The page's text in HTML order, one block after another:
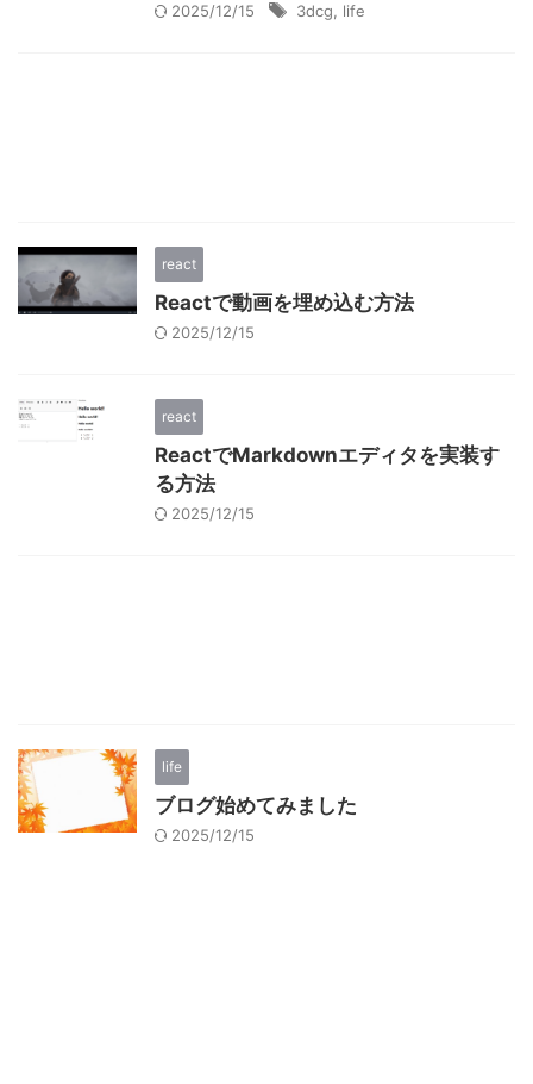
2025/12/15 3dcg life
react
Reactで動画を埋め込む方法
2025/12/15
react
ReactでMarkdownエディタを実装す
る方法
2025/12/15
life
ブログ始めてみました
2025/12/15